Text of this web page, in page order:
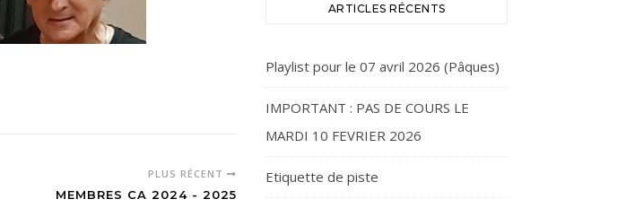
PLUS RÉCENT
MEMBRES CA 2024 - 2025
ARTICLES RÉCENTS
Playlist pour le 07 avril 2026 (Pâques)
IMPORTANT : PAS DE COURS LE
MARDI 10 FEVRIER 2026
Etiquette de piste